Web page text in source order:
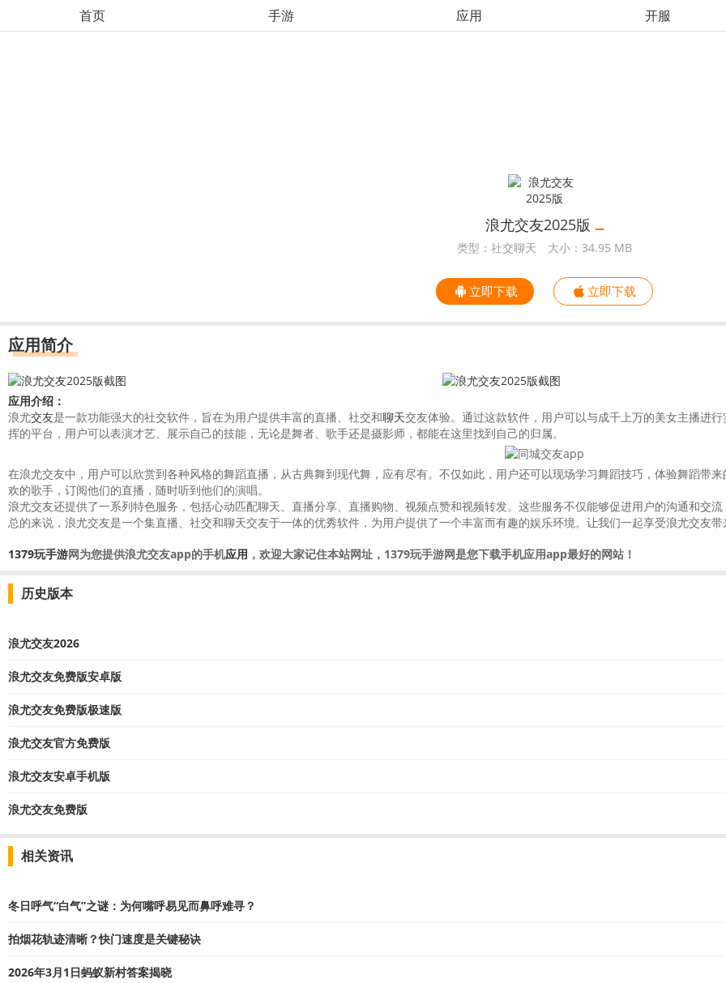
首页 手游 应用 开服
浪尤交友2025版
类型：社交聊天 大小：34.95 MB
立即下载 立即下载
应用简介
应用介绍：
浪尤交友是一款功能强大的社交软件，旨在为用户提供丰富的直播、社交和聊天交友体验。通过这款软件，用户可以与成千上万的美女主播进
挥的平台，用户可以表演才艺、展示自己的技能，无论是舞者、歌手还是摄影师，都能在这里找到自己的归属。
在浪尤交友中，用户可以欣赏到各种风格的舞蹈直播，从古典舞到现代舞，应有尽有。不仅如此，用户还可以现场学习舞蹈技巧，体验舞蹈带
欢的歌手，订阅他们的直播，随时听到他们的演唱。
浪尤交友还提供了一系列特色服务，包括心动匹配聊天、直播分享、直播购物、视频点赞和视频转发。这些服务不仅能够促进用户的沟通和交
总的来说，浪尤交友是一个集直播、社交和聊天交友于一体的优秀软件，为用户提供了一个丰富而有趣的娱乐环境。让我们一起享受浪尤交友
1379玩手游网为您提供浪尤交友app的手机应用 ，欢迎大家记住本站网址，1379玩手游网是您下载手机应用app最好的网站！
历史版本
浪尤交友2026
浪尤交友免费版安卓版
浪尤交友免费版极速版
浪尤交友官方免费版
浪尤交友安卓手机版
浪尤交友免费版
相关资讯
冬日呼气“白气”之谜：为何嘴呼易见而鼻呼难寻？
拍烟花轨迹清晰？快门速度是关键秘诀
2026年3月1日蚂蚁新村答案揭晓